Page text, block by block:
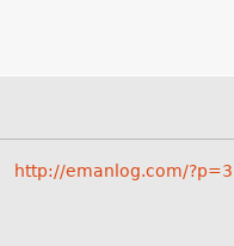
http://emanlog.com/